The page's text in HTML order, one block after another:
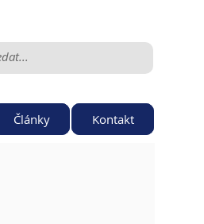
Články Kontakt